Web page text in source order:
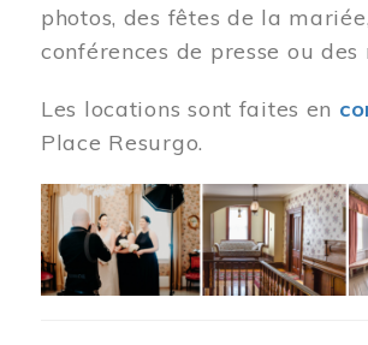
photos, des fêtes de la
conférences de presse ou des
Les locations sont faites en
Place Resurgo.
Image